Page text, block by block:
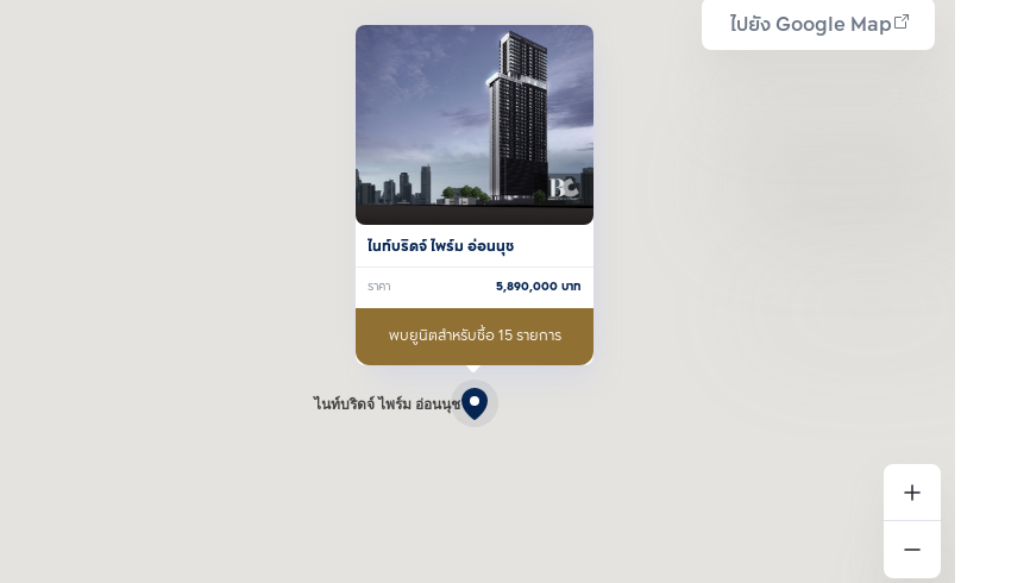
ไปยัง Google Map
ไนท์บริดจ์ ไพร์ม อ่อนนุช
ไนท์บริดจ์ ไพร์ม อ่อนนุช
ราคา 5,890,000บาท
พบยูนิตสำหรับซื้อ 15 รายการ